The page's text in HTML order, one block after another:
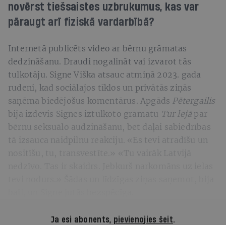
novērst tiešsaistes uzbrukumus, kas var
pāraugt arī fiziskā vardarbībā?
Internetā publicēts video ar bērnu grāmatas
dedzināšanu. Draudi nogalināt vai izvarot tās
tulkotāju. Signe Viška atsauc atmiņā 2023. gada
rudeni, kad sociālajos tīklos un privātās ziņās
saņēma biedējošus komentārus. Apgāds Pētergailis
bija izdevis Signes iztulkoto grāmatu Tur lejā par
bērnu seksuālo audzināšanu, bet daļai sabiedrības
tā izsauca naidpilnu reakciju. «Es tevi atradīšu un
Ja esi abonents, pievienojies šeit.